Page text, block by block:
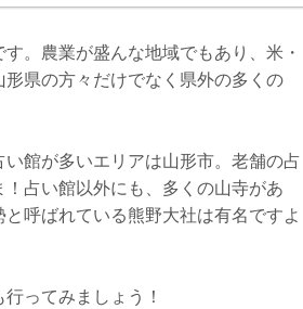
生
ナ)】
。農業が盛んな地域でもあり、米・
県の方々だけでなく県外の多くの
館が多いエリアは山形市。老舗の占
占い館以外にも、多くの山寺があ
呼ばれている熊野大社は有名ですよ
ってみましょう！